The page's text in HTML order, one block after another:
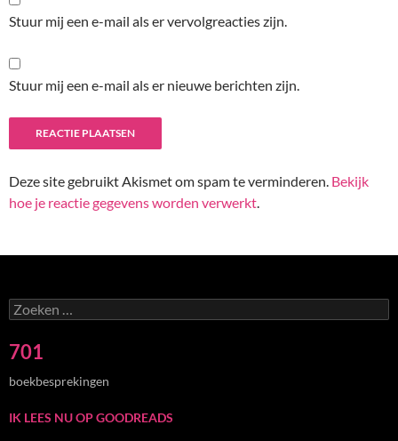
Stuur mij een e-mail als er vervolgreacties zijn.
Stuur mij een e-mail als er nieuwe berichten zijn.
Deze site gebruikt Akismet om spam te verminderen. Bekijk
hoe je reactie gegevens worden verwerkt.
Zoeken
naar:
701
boekbesprekingen
IK LEES NU OP GOODREADS